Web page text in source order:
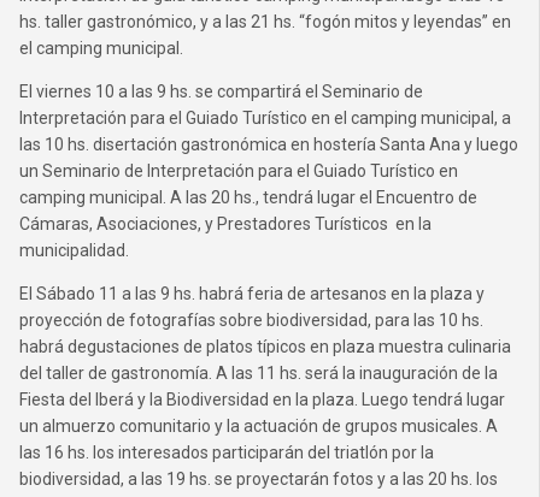
hs. taller gastronómico, y a las 21 hs. “fogón mitos y leyendas” en
el camping municipal.
El viernes 10 a las 9 hs. se compartirá el Seminario de
Interpretación para el Guiado Turístico en el camping municipal, a
las 10 hs. disertación gastronómica en hostería Santa Ana y luego
un Seminario de Interpretación para el Guiado Turístico en
camping municipal. A las 20 hs., tendrá lugar el Encuentro de
Cámaras, Asociaciones, y Prestadores Turísticos en la
municipalidad.
El Sábado 11 a las 9 hs. habrá feria de artesanos en la plaza y
proyección de fotografías sobre biodiversidad, para las 10 hs.
habrá degustaciones de platos típicos en plaza muestra culinaria
del taller de gastronomía. A las 11 hs. será la inauguración de la
Fiesta del Iberá y la Biodiversidad en la plaza. Luego tendrá lugar
un almuerzo comunitario y la actuación de grupos musicales. A
las 16 hs. los interesados participarán del triatlón por la
biodiversidad, a las 19 hs. se proyectarán fotos y a las 20 hs. los